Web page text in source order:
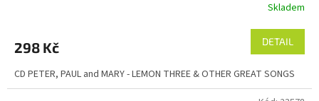
Skladem
298 Kč DETAIL
CD PETER, PAUL and MARY - LEMON THREE & OTHER GREAT SONGS